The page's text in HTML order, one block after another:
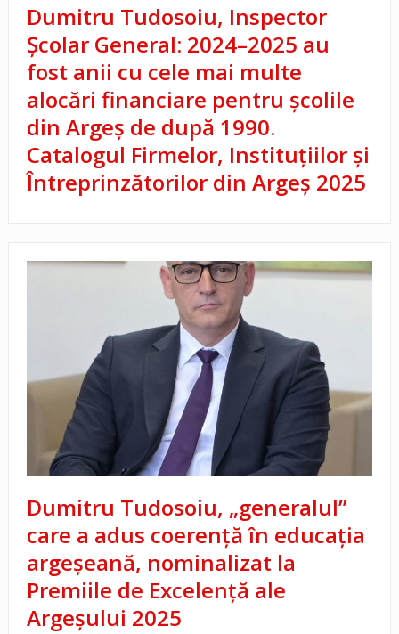
Dumitru Tudosoiu, Inspector
Școlar General: 2024–2025 au
fost anii cu cele mai multe
alocări financiare pentru școlile
din Argeș de după 1990.
Catalogul Firmelor, Instituțiilor și
Întreprinzătorilor din Argeș 2025
Dumitru Tudosoiu, „generalul”
care a adus coerență în educația
argeșeană, nominalizat la
Premiile de Excelență ale
Argeșului 2025